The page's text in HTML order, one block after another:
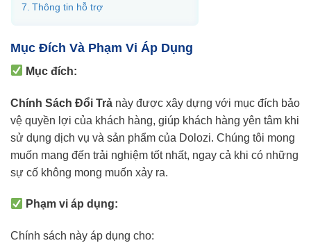
Thông tin hỗ trợ
Mục Đích Và Phạm Vi Áp Dụng
Mục đích:
Chính Sách Đổi Trả này được xây dựng với mục đích bảo
vệ quyền lợi của khách hàng, giúp khách hàng yên tâm khi
sử dụng dịch vụ và sản phẩm của Dolozi. Chúng tôi mong
muốn mang đến trải nghiệm tốt nhất, ngay cả khi có những
sự cố không mong muốn xảy ra.
Phạm vi áp dụng:
Chính sách này áp dụng cho: